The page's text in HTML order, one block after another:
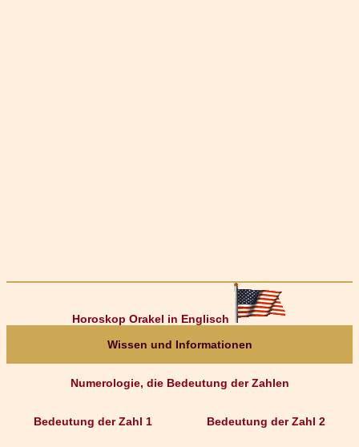
Horoskop Orakel in Englisch
Wissen und Informationen
Numerologie, die Bedeutung der Zahlen
Bedeutung der Zahl 1 Bedeutung der Zahl 2